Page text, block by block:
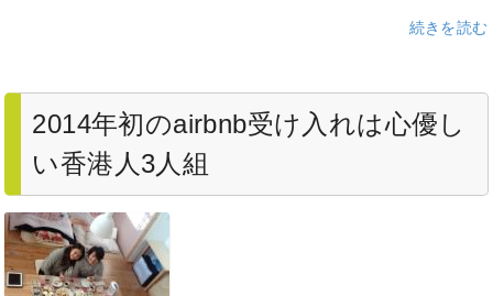
続きを読む
2014年初のairbnb受け入れは心優し
い香港人3人組